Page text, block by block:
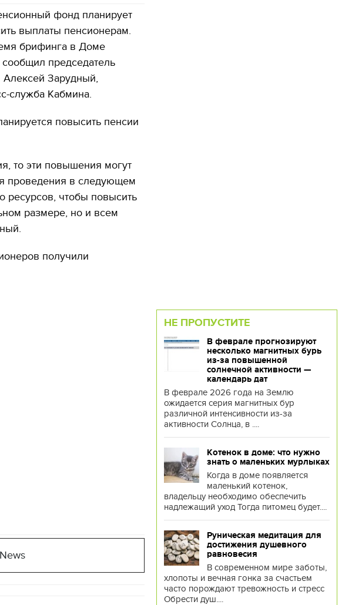
фонд планирует
выплаты пенсионерам.
брифинга в Доме
сообщил председатель
Зарудный,
служба Кабмина.
повысить пенсии
то эти повышения могут
проведения в следующем
ресурсов, чтобы повысить
размере, но и всем
получили
НЕ ПРОПУСТИТЕ
В феврале прогнозируют
несколько магнитных бурь
из-за повышенной
солнечной активности —
календарь дат
В феврале 2026 года на Землю
ожидается серия магнитных бур
различной интенсивности из-за
активности Солнца, в ....
Котенок в доме: что нужно
знать о маленьких мурлыках
Когда в доме появляется
маленький котенок,
владельцу необходимо обеспечить
надлежащий уход Тогда питомец будет....
Руническая медитация для
достижения душевного
равновесия
В современном мире заботы,
хлопоты и вечная гонка за счастьем
часто порождают тревожность и стресс
Обрести душ....